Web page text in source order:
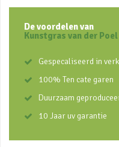
De voordelen van
Kunstgras van der Poel
Gespecaliseerd in
100% Ten cate garen
Duurzaam
10 Jaar uv garantie